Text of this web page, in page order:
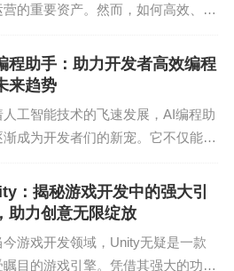
的Starlette应用。以下是使用
营的重要资产。然而，如何高效、准
前的一大难题。数据仓库作为企业数
理的核心引擎，正逐渐成为企业数字
程助手：助力开发者高效编程
来趋势
人工智能技术的飞速发展，AI编程助
渐成为开发者们的新宠。它不仅能够
难题。本文将深入探讨AI编程助手的
应用场景以及未来发展趋势。
：揭秘游戏开发中的强大引
助力创意无限绽放
今游戏开发领域，Unity无疑是一款
瞩目的游戏引擎。凭借其强大的功能